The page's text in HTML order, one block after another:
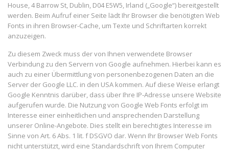
House, 4 Barrow St, Dublin, D04 E5W5, Irland („Google“) bereitgestellt
werden. Beim Aufruf einer Seite lädt Ihr Browser die benötigten Web
Fonts in ihren Browser-Cache, um Texte und Schriftarten korrekt
anzuzeigen.
Zu diesem Zweck muss der von Ihnen verwendete Browser
Verbindung zu den Servern von Google aufnehmen. Hierbei kann es
auch zu einer Übermittlung von personenbezogenen Daten an die
Server der Google LLC. in den USA kommen. Auf diese Weise erlangt
Google Kenntnis darüber, dass über Ihre IP-Adresse unsere Website
aufgerufen wurde. Die Nutzung von Google Web Fonts erfolgt im
Interesse einer einheitlichen und ansprechenden Darstellung
unserer Online-Angebote. Dies stellt ein berechtigtes Interesse im
Sinne von Art. 6 Abs. 1 lit. f DSGVO dar. Wenn Ihr Browser Web Fonts
nicht unterstützt, wird eine Standardschrift von Ihrem Computer